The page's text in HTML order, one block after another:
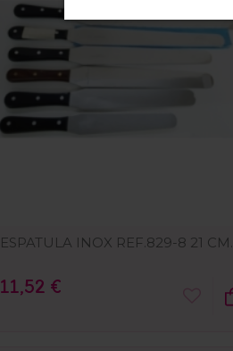
ESPATULA INOX REF.829-8 21 CM.
11,52 €